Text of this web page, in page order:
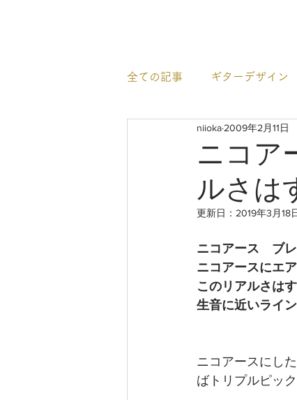
全ての記事 ギターデザイン
イベント情報 すごいギ
ニコ
ルさは
niioka 2009年2月11日
更新日： 2019年3月18
ニコアース　ブレ
ニコアースにエ
このリアルさは
生音に近いライ
ニコアースにし
ばトリプルピッ